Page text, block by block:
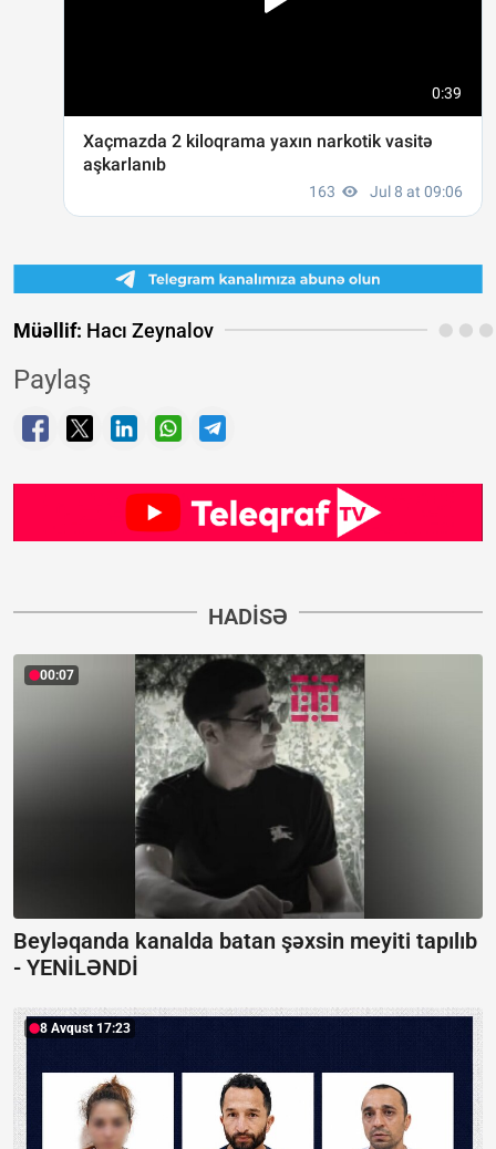
Müəllif: Hacı Zeynalov
Paylaş
HADISƏ
00:07
Beyləqanda kanalda batan şəxsin meyiti tapılıb
- YENİLƏNDİ
8 Avqust 17:23